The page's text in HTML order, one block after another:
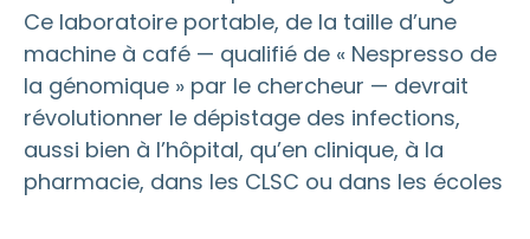
Ce laboratoire portable, de la taille d’une
machine à café — qualifié de « Nespresso de
la génomique » par le chercheur — devrait
révolutionner le dépistage des infections,
aussi bien à l’hôpital, qu’en clinique, à la
pharmacie, dans les CLSC ou dans les écoles